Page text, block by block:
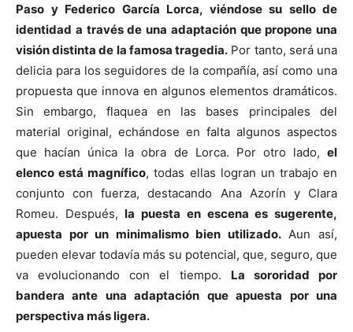
Paso y Federico García Lorca, viéndose su sello de
identidad a través de una adaptación que propone una
visión distinta de la famosa tragedia. Por tanto, será una
delicia para los seguidores de la compañía, así como una
propuesta que innova en algunos elementos dramáticos.
Sin embargo, flaquea en las bases principales del
material original, echándose en falta algunos aspectos
que hacían única la obra de Lorca. Por otro lado, el
elenco está magnífico, todas ellas logran un trabajo en
conjunto con fuerza, destacando Ana Azorín y Clara
Romeu. Después,la puesta en escena es sugerente,
apuesta por un minimalismo bien utilizado.Aun así,
pueden elevar todavía más su potencial, que, seguro, que
va evolucionando con el tiempo. La sororidad por
bandera ante una adaptación que apuesta por una
perspectiva más ligera.